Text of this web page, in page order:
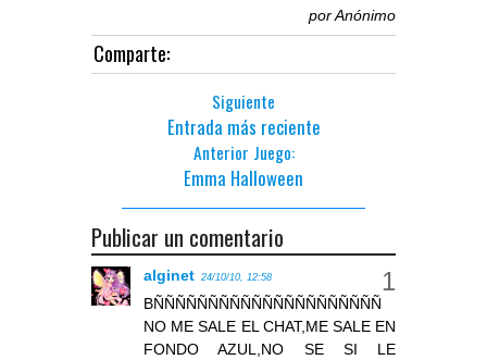
porAnónimo
Comparte:
Siguiente
Entrada más reciente
Anterior Juego:
Emma Halloween
Publicar un comentario
alginet 24/10/10, 12:58
BÑÑÑÑÑÑÑÑÑÑÑÑÑÑÑÑÑÑÑÑÑ
NO ME SALE EL CHAT,ME SALE EN
FONDO AZUL,NO SE SI LE